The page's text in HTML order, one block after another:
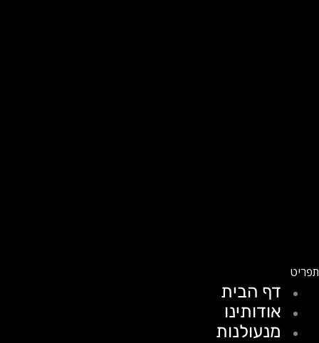
דף הבית
אודותינו
מנעולנות